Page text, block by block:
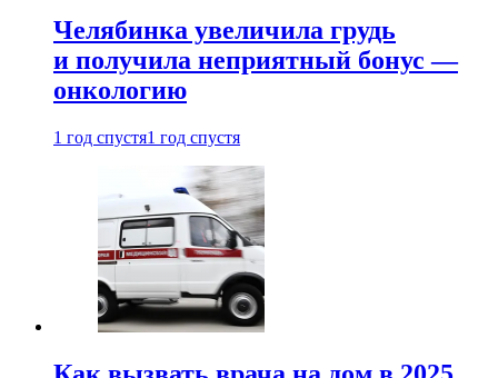
Челябинка увеличила грудь
и получила неприятный бонус —
онкологию
1 год спустя1 год спустя